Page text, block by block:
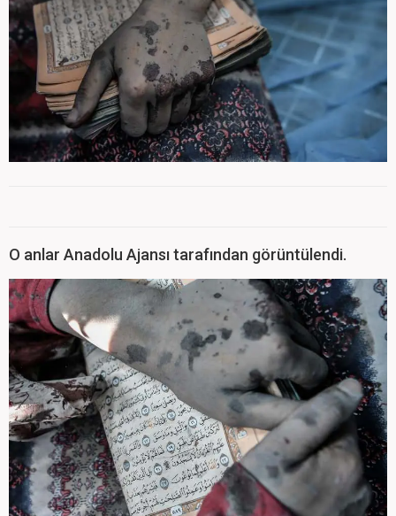
O anlar Anadolu Ajansı tarafından görüntülendi.